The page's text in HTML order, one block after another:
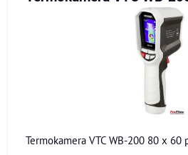
Termokamera VTC WB-200 80 x 60